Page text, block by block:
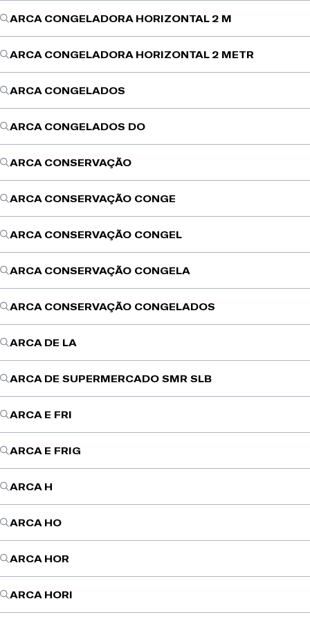
ARCA CONGELADORA HORIZONTAL 2 M
ARCA CONGELADORA HORIZONTAL 2 METR
ARCA CONGELADOS
ARCA CONGELADOS DO
ARCA CONSERVAÇÃO
ARCA CONSERVAÇÃO CONGE
ARCA CONSERVAÇÃO CONGEL
ARCA CONSERVAÇÃO CONGELA
ARCA CONSERVAÇÃO CONGELADOS
ARCA DE LA
ARCA DE SUPERMERCADO SMR SLB
ARCA E FRI
ARCA E FRIG
ARCA H
ARCA HO
ARCA HOR
ARCA HORI